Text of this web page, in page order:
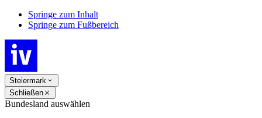
Springe zum Inhalt
Springe zum Fußbereich
Steiermark
Schließen
Bundesland auswählen